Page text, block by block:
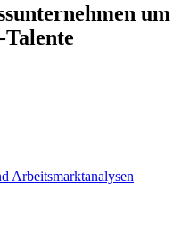
um
Arbeitsmarktanalysen